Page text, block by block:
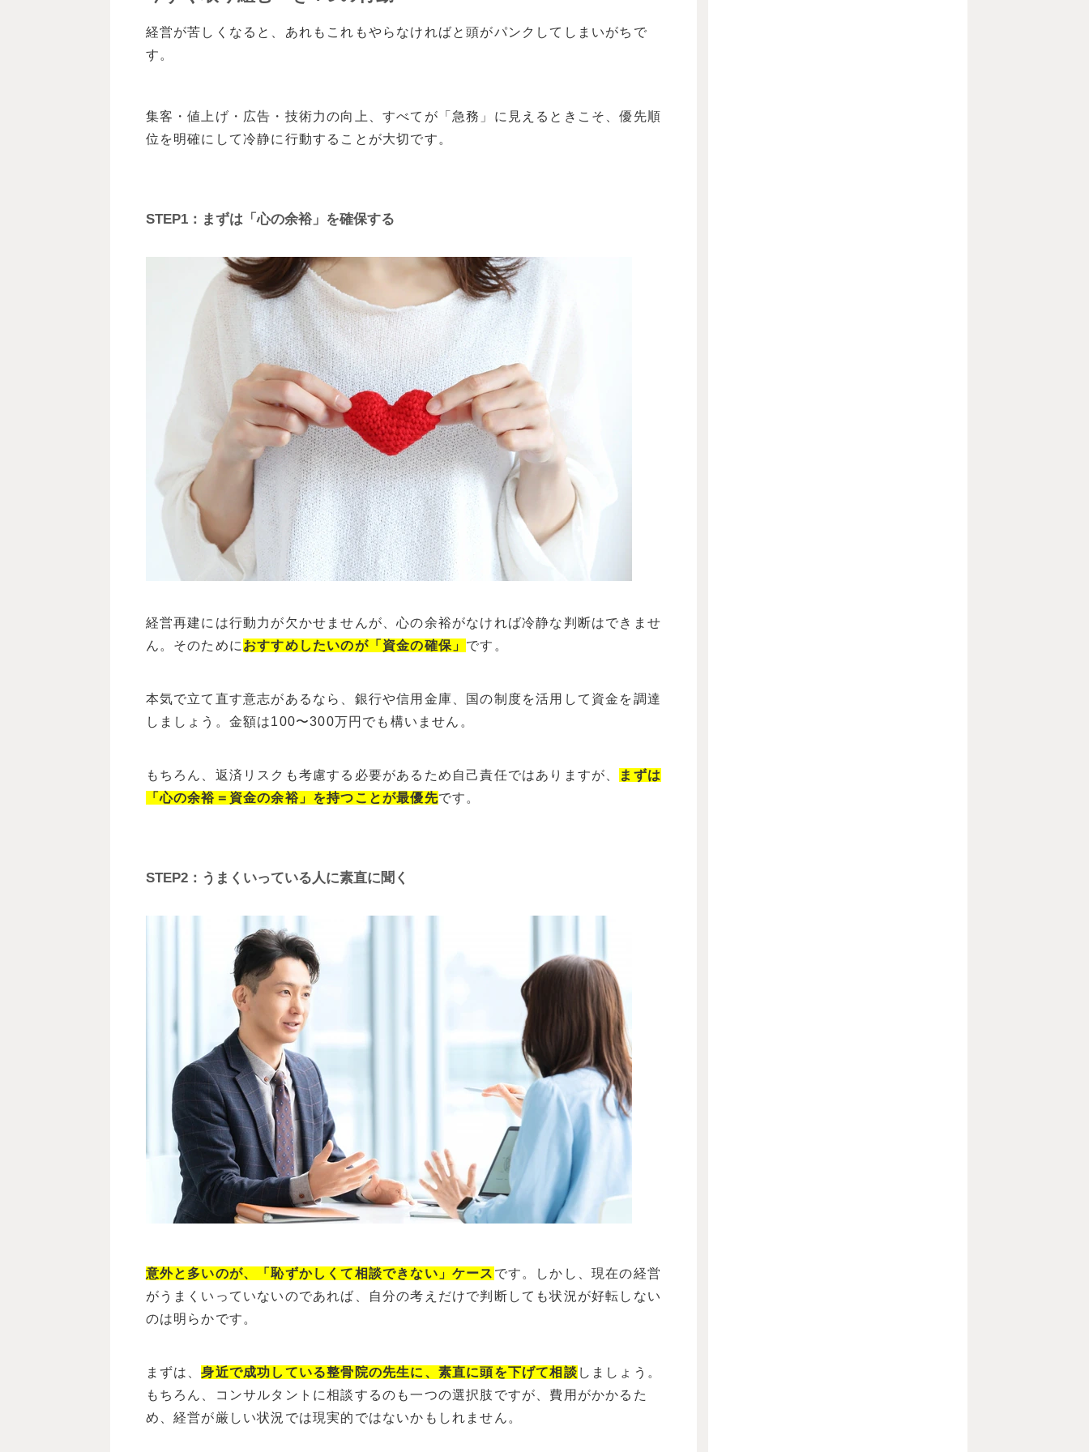
経営が苦しくなると、あれもこれもやらなければと頭がパンクしてしまいがちで
す。
集客・値上げ・広告・技術力の向上、すべてが「急務」に見えるときこそ、優先順
位を明確にして冷静に行動することが大切です。
STEP1：まずは「心の余裕」を確保する
経営再建には行動力が欠かせませんが、心の余裕がなければ冷静な判断はできませ
ん。そのために おすすめしたいのが「資金の確保」 です。
本気で立て直す意志があるなら、銀行や信用金庫、国の制度を活用して資金を調達
しましょう。金額は100〜300万円でも構いません。
もちろん、返済リスクも考慮する必要があるため自己責任ではありますが、
まずは
「心の余裕＝資金の余裕」を持つことが最優先です。
STEP2：うまくいっている人に素直に聞く
意外と多いのが、「恥ずかしくて相談できない」ケース です。しかし、現在の経営
がうまくいっていないのであれば、自分の考えだけで判断しても状況が好転しない
のは明らかです。
まずは、身近で成功している整骨院の先生に、素直に頭を下げて相談 しましょう。
もちろん、コンサルタントに相談するのも一つの選択肢ですが、費用がかかるた
め、経営が厳しい状況では現実的ではないかもしれません。